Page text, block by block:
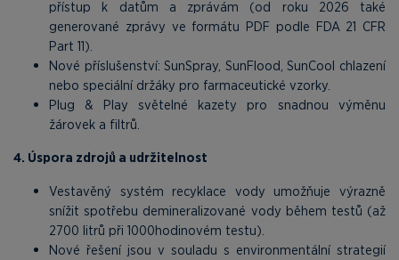
přístup k datům a zprávám (od roku 2026 také
generované zprávy ve formátu PDF podle FDA 21 CFR
Part 11).
Nové příslušenství: SunSpray, SunFlood, SunCool chlazení
nebo speciální držáky pro farmaceutické vzorky.
Plug & Play světelné kazety pro snadnou výměnu
žárovek a filtrů.
4. Úspora zdrojů a udržitelnost
Vestavěný systém recyklace vody umožňuje výrazně
snížit spotřebu demineralizované vody během testů (až
2700 litrů při 1000hodinovém testu).
Nové řešení jsou v souladu s environmentální strategií